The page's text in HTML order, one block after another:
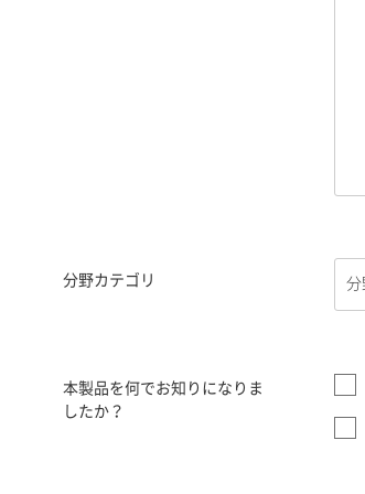
分野カテゴリ
本製品を何でお知りになりま
したか？